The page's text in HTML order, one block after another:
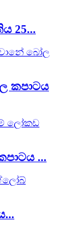
25...
කපාටය
...